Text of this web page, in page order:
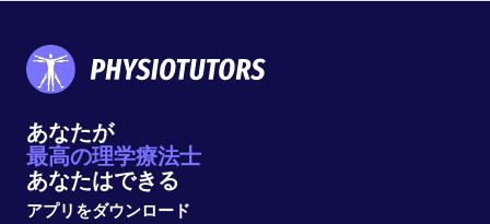
あなたが
最高の理学療法士
あなたはできる
アプリをダウンロード